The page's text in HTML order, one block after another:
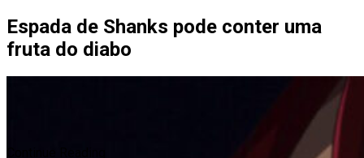
Espada de Shanks pode conter uma
fruta do diabo